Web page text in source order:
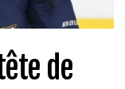
de